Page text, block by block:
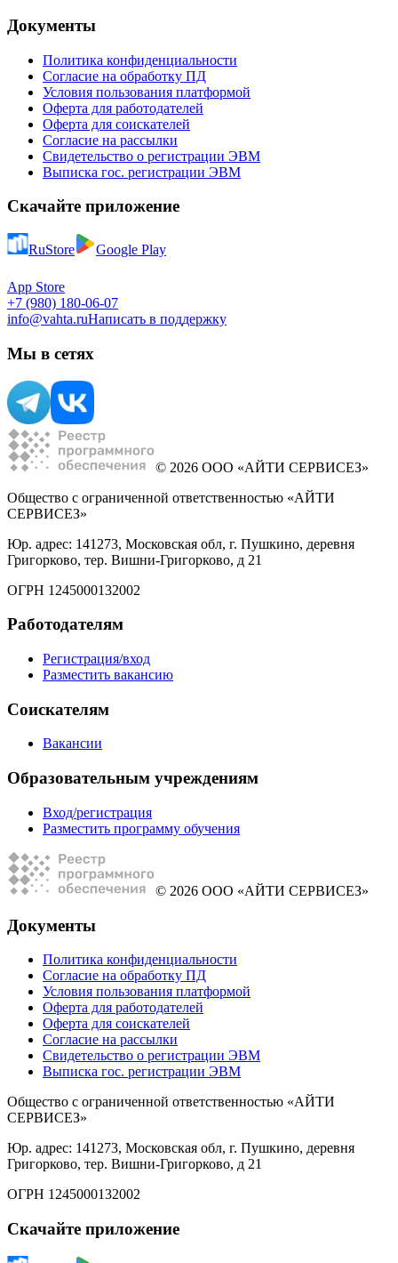
Документы
Политика конфиденциальности
Согласие на обработку ПД
Условия пользования платформой
Оферта для работодателей
Оферта для соискателей
Согласие на рассылки
Свидетельство о регистрации ЭВМ
Выписка гос. регистрации ЭВМ
Скачайте приложение
RuStore Google Play
App Store
+7 (980) 180-06-07
info@vahta.ruНаписать в поддержку
Мы в сетях
© 2026 ООО «АЙТИ СЕРВИСЕЗ»
Общество с ограниченной ответственностью «АЙТИ
СЕРВИСЕЗ»
Юр. адрес: 141273, Московская обл, г. Пушкино, деревня
Григорково, тер. Вишни-Григорково, д 21
ОГРН 1245000132002
Работодателям
Регистрация/вход
Разместить вакансию
Соискателям
Вакансии
Образовательным учреждениям
Вход/регистрация
Разместить программу обучения
© 2026 ООО «АЙТИ СЕРВИСЕЗ»
Документы
Политика конфиденциальности
Согласие на обработку ПД
Условия пользования платформой
Оферта для работодателей
Оферта для соискателей
Согласие на рассылки
Свидетельство о регистрации ЭВМ
Выписка гос. регистрации ЭВМ
Общество с ограниченной ответственностью «АЙТИ
СЕРВИСЕЗ»
Юр. адрес: 141273, Московская обл, г. Пушкино, деревня
Григорково, тер. Вишни-Григорково, д 21
ОГРН 1245000132002
Скачайте приложение